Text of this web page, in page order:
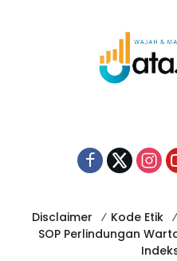
Disclaimer Kode Etik
SOP Perlindungan